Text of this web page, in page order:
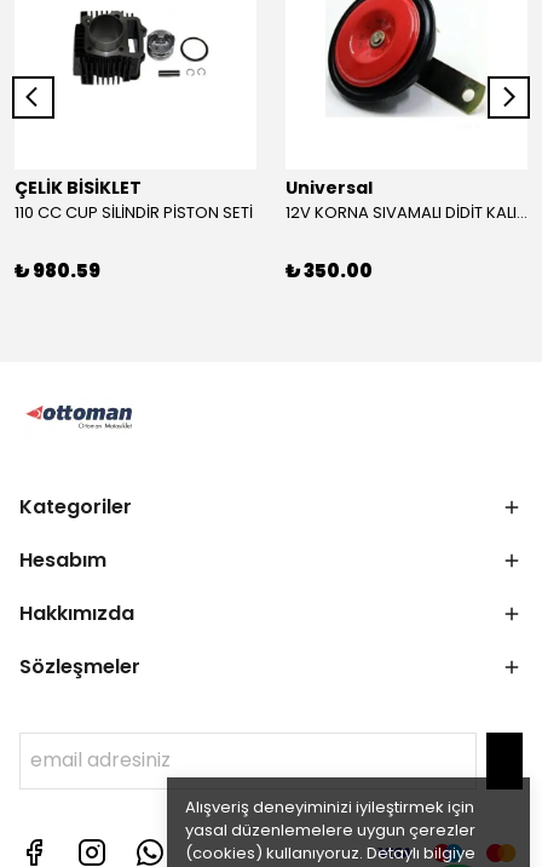
Alışveriş deneyiminizi iyileştirmek için
yasal düzenlemelere uygun çerezler
(cookies) kullanıyoruz. Detaylı bilgiye
ÇELİK BİSİKLET
110 CC CUP SİLİNDİR PİSTON SETİ
₺ 980.59
Universal
12V KORNA SIVAMALI DİDİT KALIN SESLİ (KIRMIZI)
₺ 350.00
Kategoriler
Hesabım
Hakkımızda
Sözleşmeler